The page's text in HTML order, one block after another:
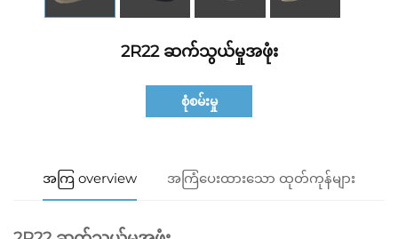
2R22 ဆက်သွယ်မှုအဖုံး
စုံစမ်းမှု
အကြ overview အကြံပေးထားသော ထုတ်ကုန်များ